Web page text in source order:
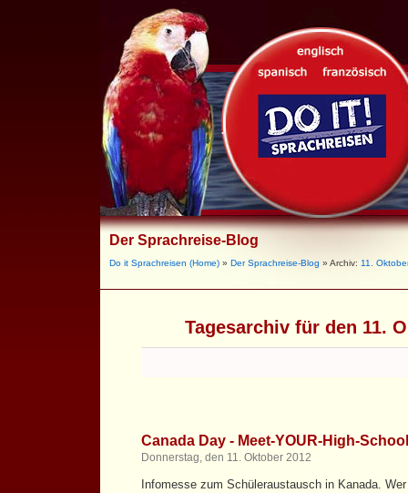
Der Sprachreise-Blog
Do it Sprachreisen (Home) » Der Sprachreise-Blog » Archiv: 11.
Tagesarchiv für den 11.
Canada Day - Meet-YOUR-High-School
Donnerstag, den 11. Oktober 2012
Infomesse zum Schüleraustausch in Kanada.